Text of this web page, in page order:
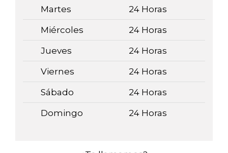
Martes 24 Horas
Miércoles 24 Horas
Jueves 24 Horas
Viernes 24 Horas
Sábado 24 Horas
Domingo 24 Horas